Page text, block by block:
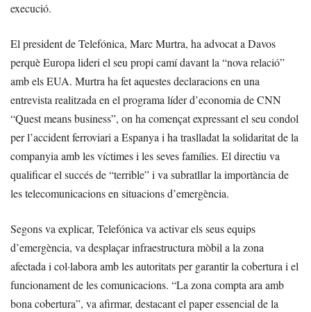
execució.
El president de Telefónica, Marc Murtra, ha advocat a Davos
perquè Europa lideri el seu propi camí davant la “nova relació”
amb els EUA. Murtra ha fet aquestes declaracions en una
entrevista realitzada en el programa líder d’economia de CNN
“Quest means business”, on ha començat expressant el seu condol
per l’accident ferroviari a Espanya i ha traslladat la solidaritat de la
companyia amb les víctimes i les seves famílies. El directiu va
qualificar el succés de “terrible” i va subratllar la importància de
les telecomunicacions en situacions d’emergència.
Segons va explicar, Telefónica va activar els seus equips
d’emergència, va desplaçar infraestructura mòbil a la zona
afectada i col·labora amb les autoritats per garantir la cobertura i el
funcionament de les comunicacions. “La zona compta ara amb
bona cobertura”, va afirmar, destacant el paper essencial de la